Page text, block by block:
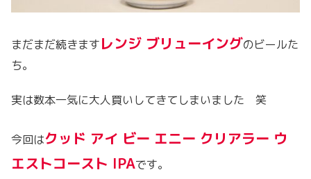
まだまだ続きますレンジ ブリューイングのビールた
ち。
実は数本一気に大人買いしてきてしまいました 笑
今回はクッド アイ ビー エニー クリアラー ウ
エストコースト IPAです。